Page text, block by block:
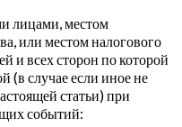
лицами, местом
или местом налогового
и всех сторон по которой
(в случае если иное не
статьи) при
событий: